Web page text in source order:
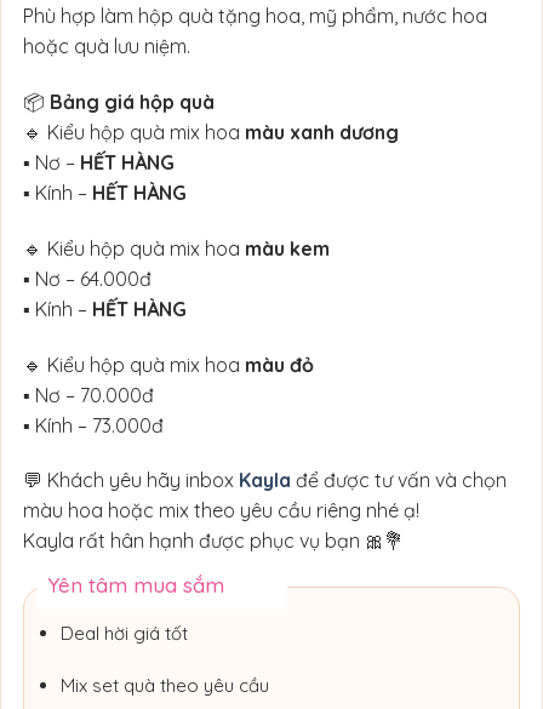
Phù hợp làm hộp quà tặng hoa, mỹ phẩm, nước hoa
hoặc quà lưu niệm.
📦 Bảng giá hộp quà
🔹 Kiểu hộp quà mix hoa màu xanh dương
▪ Nơ – HẾT HÀNG
▪ Kính – HẾT HÀNG
🔹 Kiểu hộp quà mix hoa màu kem
▪ Nơ – 64.000đ
▪ Kính – HẾT HÀNG
🔹 Kiểu hộp quà mix hoa màu đỏ
▪ Nơ – 70.000đ
▪ Kính – 73.000đ
💬 Khách yêu hãy inbox Kayla để được tư vấn và chọn
màu hoa hoặc mix theo yêu cầu riêng nhé ạ!
Kayla rất hân hạnh được phục vụ bạn 🎀💐
Yên tâm mua sắm
Deal hời giá tốt
Mix set quà theo yêu cầu